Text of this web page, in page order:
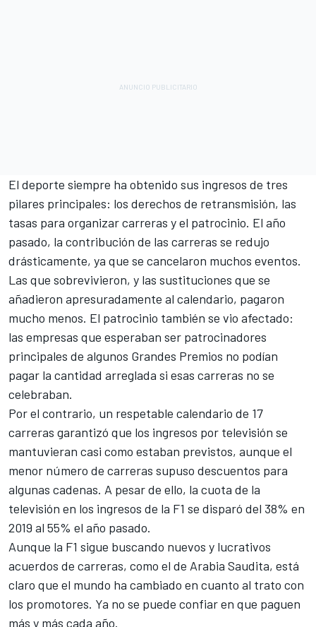
El deporte siempre ha obtenido sus ingresos de tres
pilares principales: los derechos de retransmisión, las
tasas para organizar carreras y el patrocinio. El año
pasado, la contribución de las carreras se redujo
drásticamente, ya que se cancelaron muchos eventos.
Las que sobrevivieron, y las sustituciones que se
añadieron apresuradamente al calendario, pagaron
mucho menos. El patrocinio también se vio afectado:
las empresas que esperaban ser patrocinadores
principales de algunos Grandes Premios no podían
pagar la cantidad arreglada si esas carreras no se
celebraban.
Por el contrario, un respetable calendario de 17
carreras garantizó que los ingresos por televisión se
mantuvieran casi como estaban previstos, aunque el
menor número de carreras supuso descuentos para
algunas cadenas. A pesar de ello, la cuota de la
televisión en los ingresos de la F1 se disparó del 38% en
2019 al 55% el año pasado.
Aunque la F1 sigue buscando nuevos y lucrativos
acuerdos de carreras, como el de Arabia Saudita, está
claro que el mundo ha cambiado en cuanto al trato con
los promotores. Ya no se puede confiar en que paguen
más y más cada año.